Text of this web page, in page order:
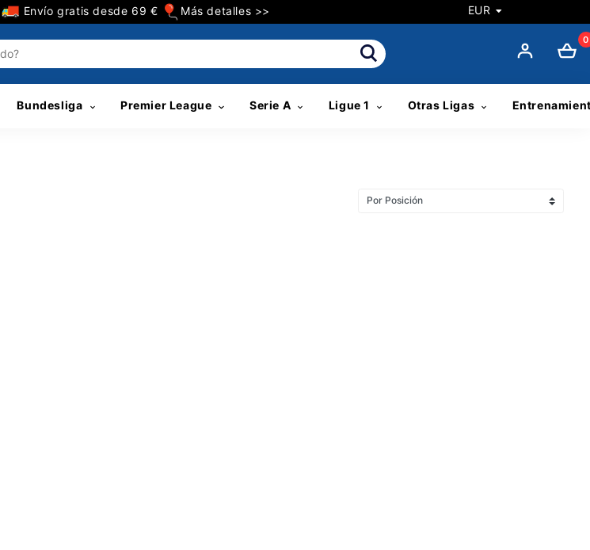
EUR
Envío gratis desde 69 € Más detalles >>
0
Bundesliga Premier League Serie A Ligue 1 Otras Ligas